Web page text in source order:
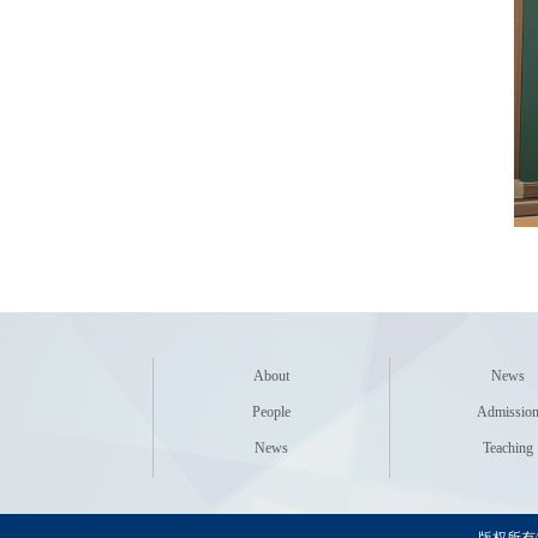
About
People
News
News
Teaching